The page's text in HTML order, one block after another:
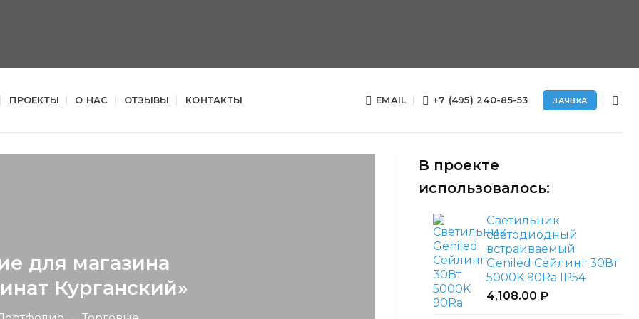
ПРОЕКТЫ О НАС ОТЗЫВЫ КОНТАКТЫ EMAIL +7 (495) 240-85-53 ЗАЯВКА
для магазина
Курганский»
В проекте
использовалось:
Светильник
светодиодный
встраиваемый
Geniled Сейлинг 30Вт
5000K 90Ra IP54
4,108.00₽